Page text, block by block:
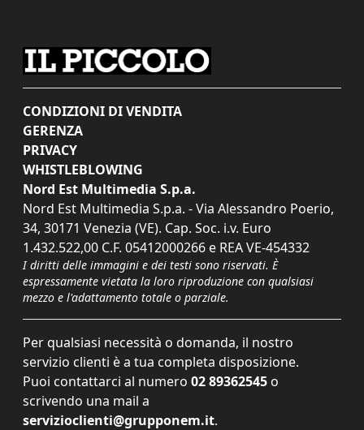
CONDIZIONI DI VENDITA
GERENZA
PRIVACY
WHISTLEBLOWING
Nord Est Multimedia S.p.a.
Nord Est Multimedia S.p.a. - Via Alessandro Poerio,
34, 30171 Venezia (VE). Cap. Soc. i.v. Euro
1.432.522,00 C.F. 05412000266 e REA VE-454332
I diritti delle immagini e dei testi sono riservati. È
espressamente vietata la loro riproduzione con qualsiasi
mezzo e l'adattamento totale o parziale.
Per qualsiasi necessità o domanda, il nostro
servizio clienti è a tua completa disposizione.
Puoi contattarci al numero 02 89362545 o
scrivendo una mail a
servizioclienti@grupponem.it.